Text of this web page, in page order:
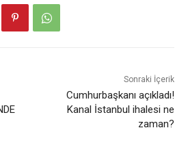
Sonraki İçerik
Cumhurbaşkanı açıkladı!
Kanal İstanbul ihalesi ne
zaman?